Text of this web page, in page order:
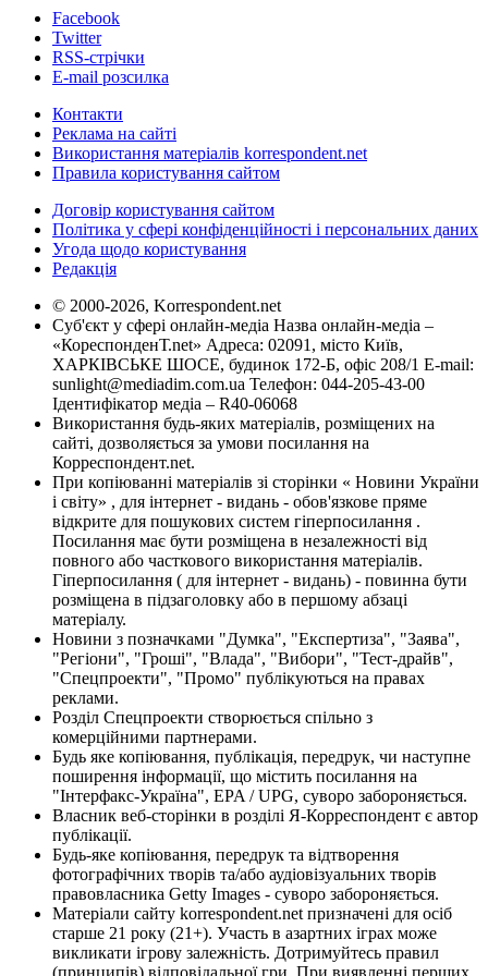
Facebook
Twitter
RSS-стрічки
E-mail розсилка
Контакти
Реклама на сайті
Використання матеріалів korrespondent.net
Правила користування сайтом
Договір користування сайтом
Політика у сфері конфіденційності і персональних даних
Угода щодо користування
Редакція
© 2000-2026, Korrespondent.net
Суб'єкт у сфері онлайн-медіа Назва онлайн-медіа –
«КореспонденТ.net» Адреса: 02091, місто Київ,
ХАРКІВСЬКЕ ШОСЕ, будинок 172-Б, офіс 208/1 E-mail:
sunlight@mediadim.com.ua Телефон: 044-205-43-00
Ідентифікатор медіа – R40-06068
Використання будь-яких матеріалів, розміщених на
сайті, дозволяється за умови посилання на
Корреспондент.net.
При копіюванні матеріалів зі сторінки « Новини України
і світу» , для інтернет - видань - обов'язкове пряме
відкрите для пошукових систем гіперпосилання .
Посилання має бути розміщена в незалежності від
повного або часткового використання матеріалів.
Гіперпосилання ( для інтернет - видань) - повинна бути
розміщена в підзаголовку або в першому абзаці
матеріалу.
Новини з позначками "Думка", "Експертиза", "Заява",
"Регіони", "Гроші", "Влада", "Вибори", "Тест-драйв",
"Спецпроекти", "Промо" публікуються на правах
реклами.
Розділ Спецпроекти створюється спільно з
комерційними партнерами.
Будь яке копіювання, публікація, передрук, чи наступне
поширення інформації, що містить посилання на
"Інтерфакс-Україна", EPA / UPG, суворо забороняється.
Власник веб-сторінки в розділі Я-Корреспондент є автор
публікації.
Будь-яке копіювання, передрук та відтворення
фотографічних творів та/або аудіовізуальних творів
правовласника Getty Images - суворо забороняється.
Матеріали сайту korrespondent.net призначені для осіб
старше 21 року (21+). Участь в азартних іграх може
викликати ігрову залежність. Дотримуйтесь правил